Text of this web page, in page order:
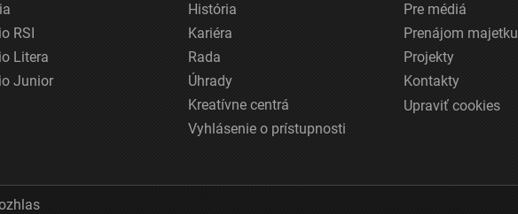
RSI
Litera
Junior
História
Kariéra
Rada
Úhrady
Kreatívne centrá
Vyhlásenie o prístupnosti
Pre médiá
Prenájom majetku
Projekty
Kontakty
Upraviť cookies